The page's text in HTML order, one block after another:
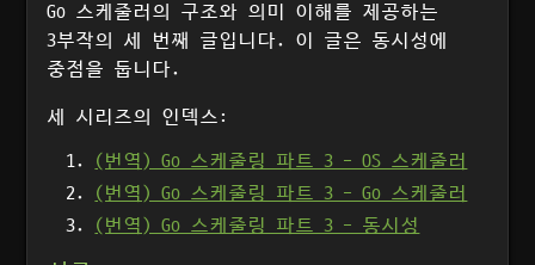
Go 스케줄러의 구조와 의미 이해를 제공하는
3부작의 세 번째 글입니다. 이 글은 동시성에
중점을 둡니다.
세 시리즈의 인덱스:
(번역) Go 스케줄링 파트 3 - OS 스케줄러
(번역) Go 스케줄링 파트 3 - Go 스케줄러
(번역) Go 스케줄링 파트 3 - 동시성